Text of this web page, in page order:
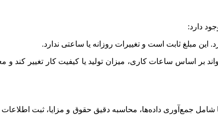
دارد:
مبلغ ثابت است و تغییرات روزانه یا ساعتی ندارد.
بر اساس ساعات کاری، میزان تولید یا کیفیت کار تغییر کند و
شامل جمع‌آوری داده‌ها، محاسبه دقیق حقوق و مزایا، ثبت